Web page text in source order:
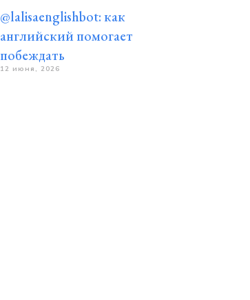
@lalisaenglishbot: как
английский помогает
побеждать
12 июня, 2026